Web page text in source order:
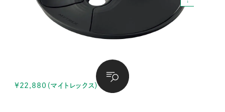
¥22,880（マイトレックス）